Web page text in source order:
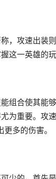
，攻速出装
这一英雄的玩
组合使其能
为重要。攻
多的伤害。